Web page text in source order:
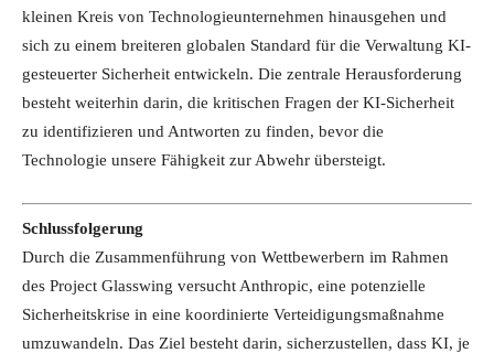
kleinen Kreis von Technologieunternehmen hinausgehen und
sich zu einem breiteren globalen Standard für die Verwaltung KI-
gesteuerter Sicherheit entwickeln. Die zentrale Herausforderung
besteht weiterhin darin, die kritischen Fragen der KI-Sicherheit
zu identifizieren und Antworten zu finden, bevor die
Technologie unsere Fähigkeit zur Abwehr übersteigt.
Schlussfolgerung
Durch die Zusammenführung von Wettbewerbern im Rahmen
des Project Glasswing versucht Anthropic, eine potenzielle
Sicherheitskrise in eine koordinierte Verteidigungsmaßnahme
umzuwandeln. Das Ziel besteht darin, sicherzustellen, dass KI, je